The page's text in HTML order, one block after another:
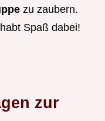
zu zaubern.
Spaß dabei!
zur